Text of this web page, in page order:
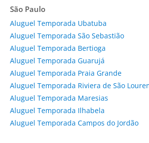
São Paulo
Aluguel Temporada Ubatuba
Aluguel Temporada São Sebastião
Aluguel Temporada Bertioga
Aluguel Temporada Guarujá
Aluguel Temporada Praia Grande
Aluguel Temporada Riviera de São
Aluguel Temporada Maresias
Aluguel Temporada Ilhabela
Aluguel Temporada Campos do Jordão